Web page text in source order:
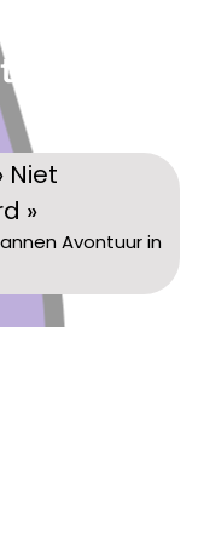
Een
In De
Niet
»
Avontuur in